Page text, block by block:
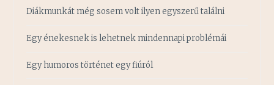
Diákmunkát még sosem volt ilyen egyszerű találni
Egy énekesnek is lehetnek mindennapi problémái
Egy humoros történet egy fiúról